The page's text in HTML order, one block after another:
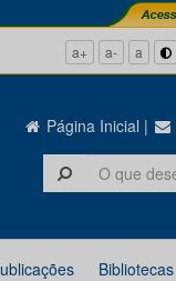
a+ a- a
Página Inicial |
Bibliotecas